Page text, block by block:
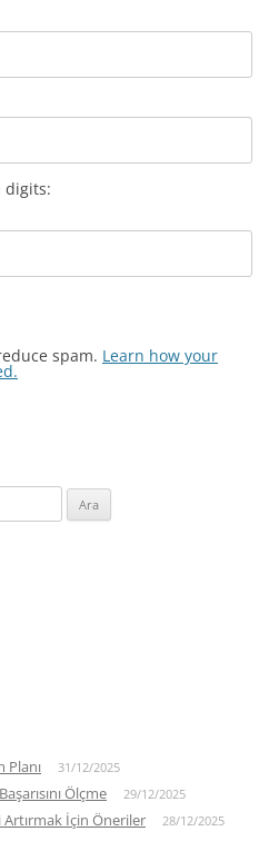
digits:
spam. Learn how your
Planı 31/12/2025
Ölçme 29/12/2025
İçin Öneriler 28/12/2025